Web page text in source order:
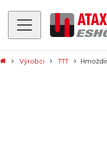
Výrobci TTT